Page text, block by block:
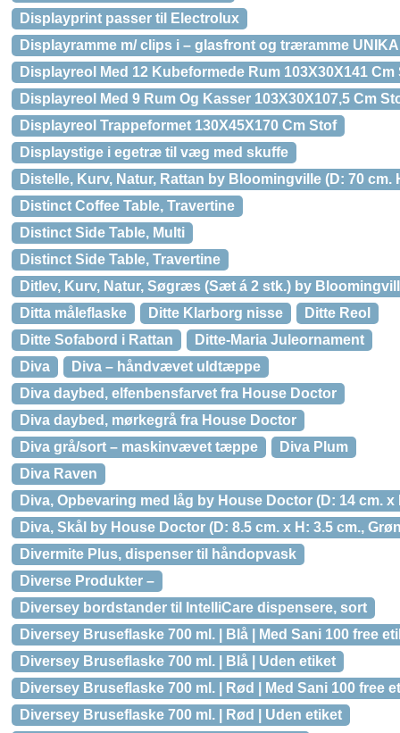
Displayprint passer til Electrolux
Displayramme m/ clips i – glasfront og træramme
Displayreol Med 12 Kubeformede Rum 103X30X141 Cm
Displayreol Med 9 Rum Og Kasser 103X30X107,5 Cm
Displayreol Trappeformet 130X45X170 Cm Stof
Displaystige i egetræ til væg med skuffe
Distelle, Kurv, Natur, Rattan by Bloomingville (D: 70 cm.
Distinct Coffee Table, Travertine
Distinct Side Table, Multi
Distinct Side Table, Travertine
Ditlev, Kurv, Natur, Søgræs (Sæt á 2 stk.) by
Ditta måleflaske
Ditte Klarborg nisse
Ditte Reol
Ditte Sofabord i Rattan
Ditte-Maria Juleornament
Diva
Diva – håndvævet uldtæppe
Diva daybed, elfenbensfarvet fra House Doctor
Diva daybed, mørkegrå fra House Doctor
Diva grå/sort – maskinvævet tæppe
Diva Plum
Diva Raven
Diva, Opbevaring med låg by House Doctor (D: 14 cm.
Diva, Skål by House Doctor (D: 8.5 cm. x H: 3.5 cm.,
Divermite Plus, dispenser til håndopvask
Diverse Produkter –
Diversey bordstander til IntelliCare dispensere, sort
Diversey Bruseflaske 700 ml. | Blå | Med Sani 100 free
Diversey Bruseflaske 700 ml. | Blå | Uden etiket
Diversey Bruseflaske 700 ml. | Rød | Med Sani 100 free
Diversey Bruseflaske 700 ml. | Rød | Uden etiket